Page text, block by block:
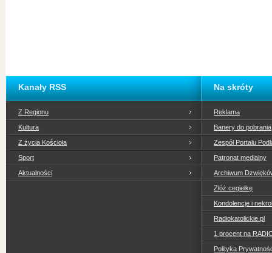
Kanały RSS
Z Regionu
Kultura
Z życia Kościoła
Sport
Aktualności
Na skróty
Reklama
Banery do pobrania
Zespół Portalu
Patronat medialny
Archiwum
Złóż cegiełkę
Kondolencje i
Radiokatolickie.pl
1 procent na
Polityka